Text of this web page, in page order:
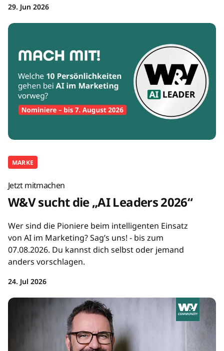
29. Jun 2026
MARKE
Jetzt mitmachen
W&V sucht die „AI Leaders 2026“
Wer sind die Pioniere beim intelligenten Einsatz
von AI im Marketing? Sag’s uns! - bis zum
07.08.2026. Du kannst dich selbst oder jemand
anders vorschlagen.
24. Jul 2026